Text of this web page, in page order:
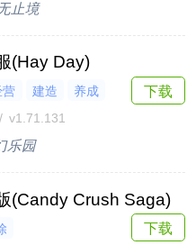
止境
(Hay Day)
营 建造
养成
/ v1.71.131
乐园
下载
(Candy Crush Saga)
下载